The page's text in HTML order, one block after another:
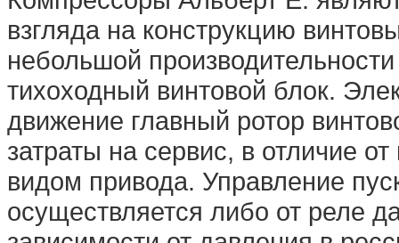
взгляда на конструкцию
небольшой
тихоходный винтовой блок.
движение главный ротор
затраты на сервис, в отличие
видом привода. Управление
осуществляется либо от реле